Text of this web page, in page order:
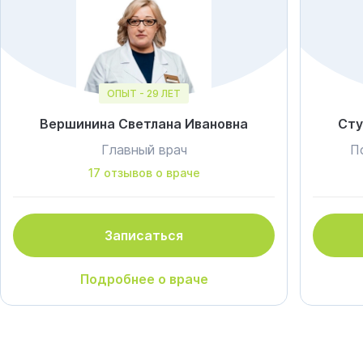
ОПЫТ - 29 ЛЕТ
Вершинина Светлана Ивановна
Главный врач
17 отзывов о враче
Записаться
Подробнее о враче